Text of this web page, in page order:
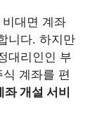
대면 계좌
니다. 하지만
대리인인 부
계좌를 편
좌 개설 서비